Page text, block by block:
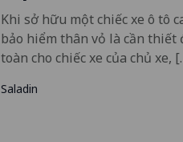
Khi sở hữu một chiếc xe ô tô
bảo hiểm thân vỏ là cần thiết
toàn cho chiếc xe của chủ xe,
Saladin